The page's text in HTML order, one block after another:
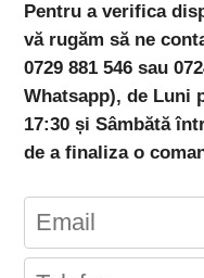
Pentru a verifica
vă rugăm să ne
0729 881 546 sau
Whatsapp), de Luni
17:30 și Sâmbătă
de a finaliza o